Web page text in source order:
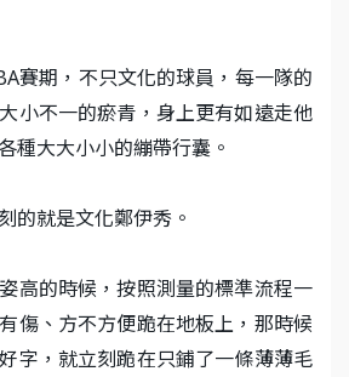
賽期，不只文化的球員，每一隊的
小不一的瘀青，身上更有如遠走他
種大大小小的繃帶行囊。
的就是文化鄭伊秀。
高的時候，按照測量的標準流程一
傷、方不方便跪在地板上，那時候
字，就立刻跪在只鋪了一條薄薄毛